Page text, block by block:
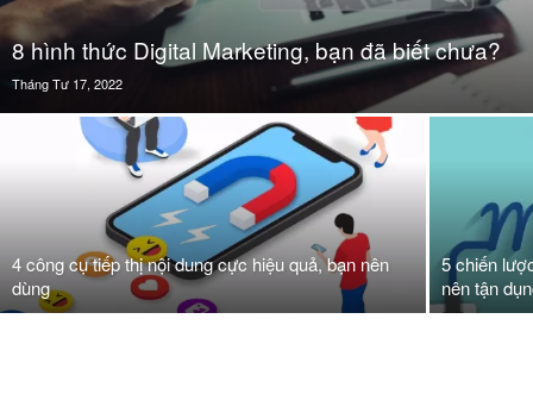
8 hình thức Digital Marketing, bạn đã biết chưa?
Tháng Tư 17, 2022
4 công cụ tiếp thị nội dung cực hiệu quả, bạn nên
dùng
5 chiến
nên tận